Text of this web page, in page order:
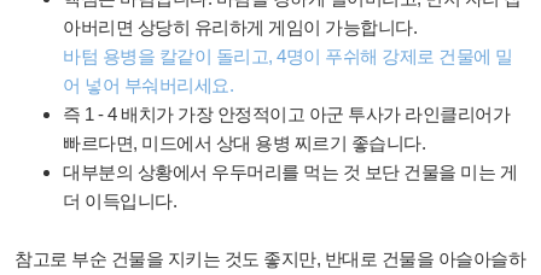
아버리면 상당히 유리하게 게임이 가능합니다.
바텀 용병을 칼같이 돌리고, 4명이 푸쉬해 강제로 건물에 밀
어 넣어 부숴버리세요.
즉 1 - 4 배치가 가장 안정적이고 아군 투사가 라인클리어가
빠르다면, 미드에서 상대 용병 찌르기 좋습니다.
대부분의 상황에서 우두머리를 먹는 것 보단 건물을 미는 게
더 이득입니다.
참고로 부순 건물을 지키는 것도 좋지만, 반대로 건물을 아슬아슬하